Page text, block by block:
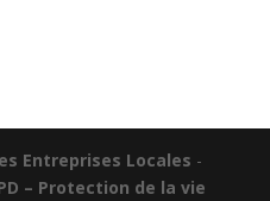
Entreprises Locales -
– Protection de la vie